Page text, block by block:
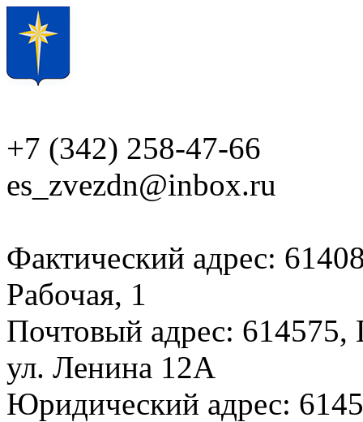
+7 (342) 258-47-66
es_zvezdn@inbox.ru
Фактический адрес:
Рабочая, 1
Почтовый адрес: 614575,
ул. Ленина 12А
Юридический адрес: